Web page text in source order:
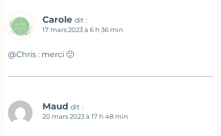
Carole dit :
17 mars 2023 à 6 h 36 min
@Chris : merci 🙂
Maud dit :
20 mars 2023 à 17 h 48 min